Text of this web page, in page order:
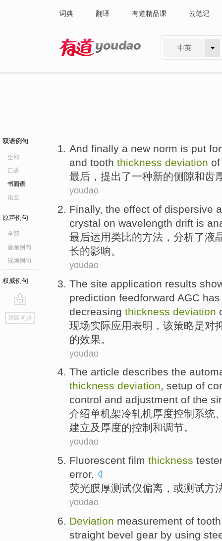
词典 翻译 有道精品课 云笔记
中英
双语例句
全部
口语
书面语
论文
原声例句
全部
音频例句
视频例句
权威例句
go
top
返回词典
And finally a new norm is put
and tooth thickness deviation
最后 ， 提出了一种新的侧隙和齿
youdao
Finally, the effect of dispersive
crystal on wavelength drift is
最后运用类比的方法， 分析了液
长的影响。
youdao
The site application results
prediction feedforward AGC has
decreasing thickness deviation
现场实际应用表明 ， 该策略是对
的效果 。
youdao
The article describes the
thickness deviation, setup of
control and adjustment of the
介绍单机架冷轧机厚度控制 系统
建立及 厚度的控制 和调节。
youdao
Fluorescent film thickness
error.
荧光膜厚测试仪偏离 ， 或测试方
youdao
Deviation measurement of tooth
straight bevel gear by using